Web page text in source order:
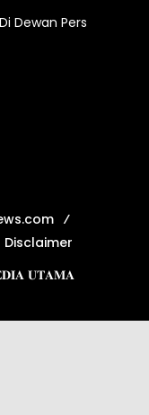
Dewan Pers
Disclaimer
𝐔𝐓𝐀𝐌𝐀